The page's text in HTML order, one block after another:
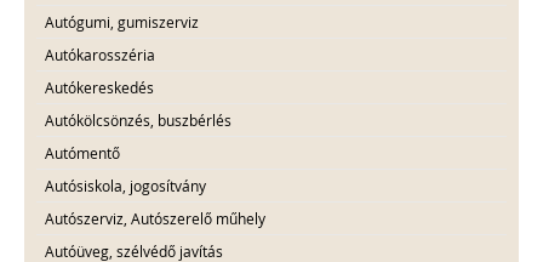
Autógumi, gumiszerviz
Autókarosszéria
Autókereskedés
Autókölcsönzés, buszbérlés
Autómentő
Autósiskola, jogosítvány
Autószerviz, Autószerelő műhely
Autóüveg, szélvédő javítás